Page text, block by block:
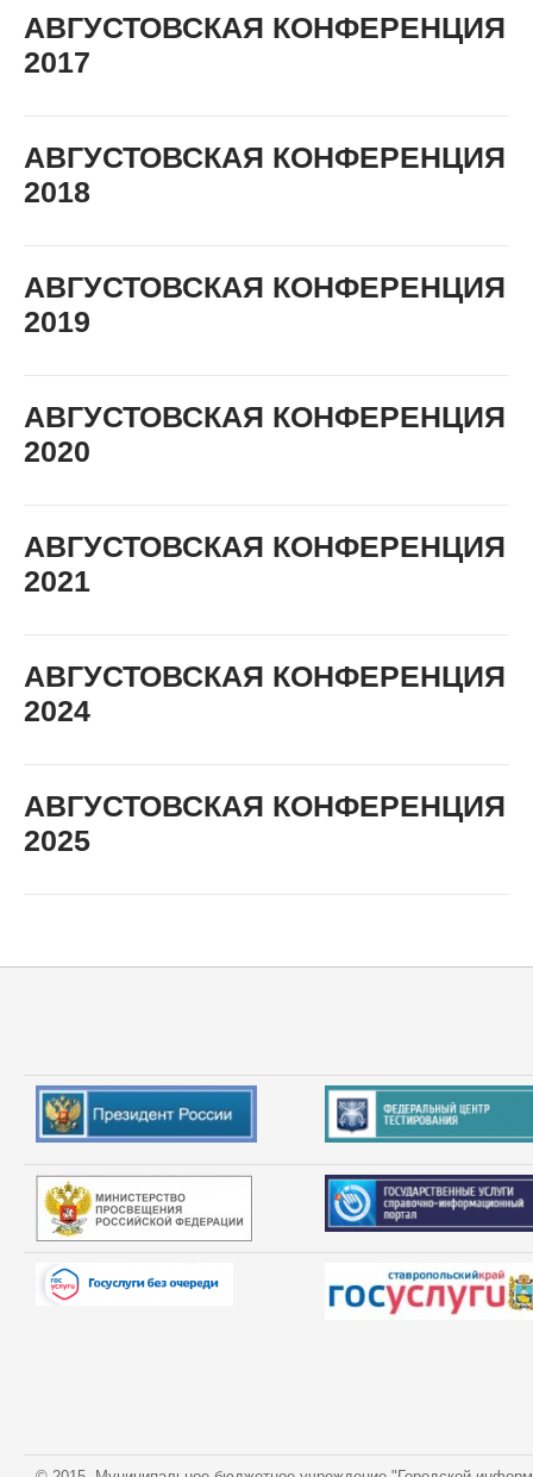
АВГУСТОВСКАЯ КОНФЕРЕНЦИЯ
2017
АВГУСТОВСКАЯ КОНФЕРЕНЦИЯ
2018
АВГУСТОВСКАЯ КОНФЕРЕНЦИЯ
2019
АВГУСТОВСКАЯ КОНФЕРЕНЦИЯ
2020
АВГУСТОВСКАЯ КОНФЕРЕНЦИЯ
2021
АВГУСТОВСКАЯ КОНФЕРЕНЦИЯ
2024
АВГУСТОВСКАЯ КОНФЕРЕНЦИЯ
2025